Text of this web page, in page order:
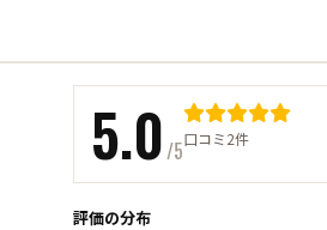
5.0/5口コミ2件
評価の分布